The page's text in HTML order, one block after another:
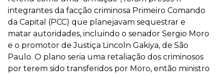
integrantes da facção criminosa Primeiro Comando
da Capital (PCC) que planejavam sequestrar e
matar autoridades, incluindo o senador Sergio Moro
e o promotor de Justiça Lincoln Gakiya, de São
Paulo. O plano seria uma retaliação dos criminosos
por terem sido transferidos por Moro, então ministro